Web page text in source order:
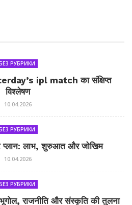
РУБРИКИ
ipl match का संक्षिप्त
विश्लेषण
10.04.2026
РУБРИКИ
प्लान: लाभ, शुरुआत और जोखिम
10.04.2026
РУБРИКИ
राजनीति और संस्कृति की तुलना